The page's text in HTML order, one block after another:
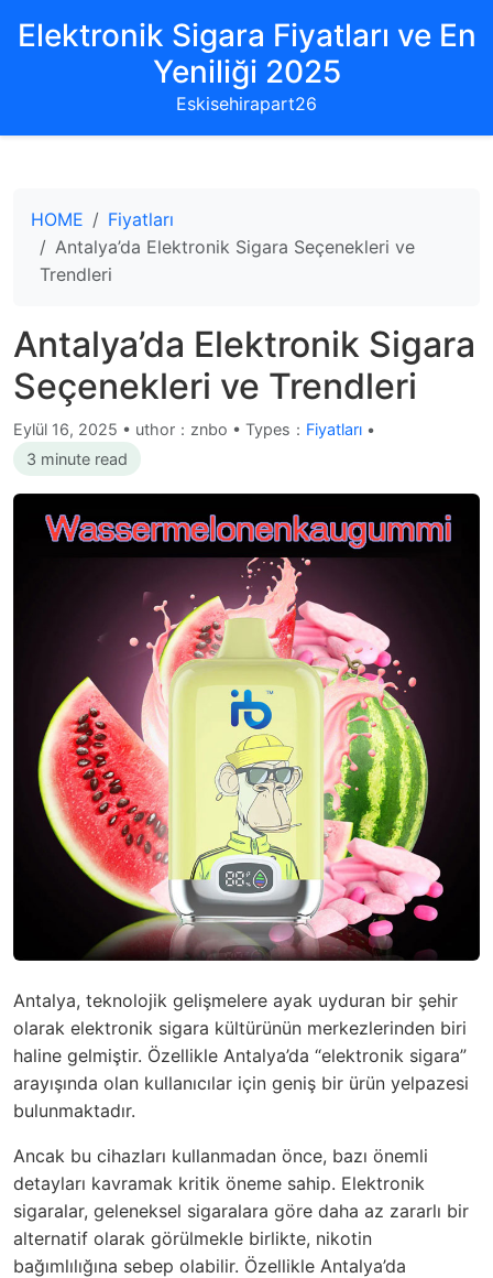
Elektronik Sigara Fiyatları ve En
Yeniliği 2025
Eskisehirapart26
HOME
Fiyatları
Antalya’da Elektronik Sigara Seçenekleri ve
Trendleri
Antalya’da Elektronik Sigara
Seçenekleri ve Trendleri
Eylül 16, 2025 • uthor：znbo • Types： Fiyatları •
3 minute read
Antalya, teknolojik gelişmelere ayak uyduran bir şehir
olarak elektronik sigara kültürünün merkezlerinden biri
haline gelmiştir. Özellikle Antalya’da “elektronik sigara”
arayışında olan kullanıcılar için geniş bir ürün yelpazesi
bulunmaktadır.
Ancak bu cihazları kullanmadan önce, bazı önemli
detayları kavramak kritik öneme sahip. Elektronik
sigaralar, geleneksel sigaralara göre daha az zararlı bir
alternatif olarak görülmekle birlikte, nikotin
bağımlılığına sebep olabilir. Özellikle Antalya’da